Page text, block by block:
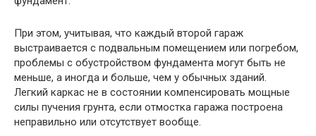
При этом, учитывая, что каждый второй гараж
выстраивается с подвальным помещением или погребом,
проблемы с обустройством фундамента могут быть не
меньше, а иногда и больше, чем у обычных зданий.
Легкий каркас не в состоянии компенсировать мощные
силы пучения грунта, если отмостка гаража построена
неправильно или отсутствует вообще.